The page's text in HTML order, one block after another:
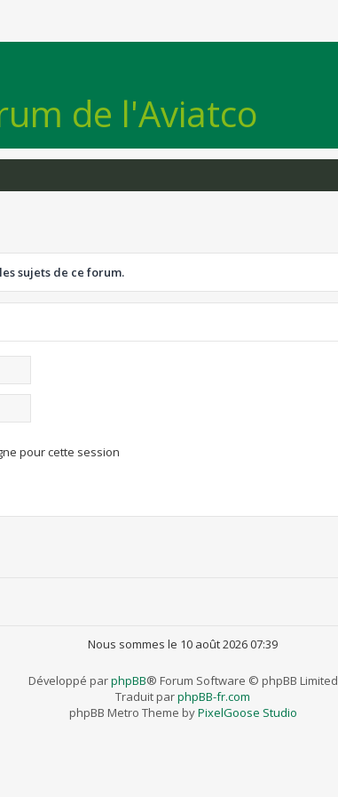
de l'Aviatco
sujets de ce forum.
pour cette session
Nous sommes le 10 août 2026 07:39
Développé parphpBB® Forum Software © phpBB Limited
Traduit parphpBB-fr.com
phpBB Metro Theme byPixelGoose Studio